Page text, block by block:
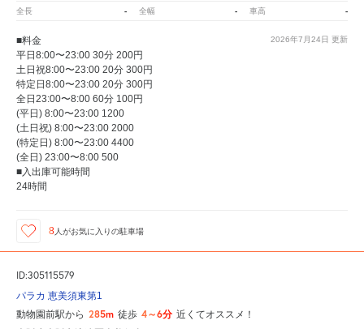
全長 - 全幅 - 車高 -
2026年7月24日 更新
■料金
平日8:00〜23:00 30分 200円
土日祝8:00〜23:00 20分 300円
特定日8:00〜23:00 20分 300円
全日23:00〜8:00 60分 100円
(平日) 8:00〜23:00 1200
(土日祝) 8:00〜23:00 2000
(特定日) 8:00〜23:00 4400
(全日) 23:00〜8:00 500
■入出庫可能時間
24時間
8 人がお気に入りの駐車場
ID:305115579
パラカ 恵美須東第1
動物園前駅から 285m 徒歩 4～6分 近くてオススメ！